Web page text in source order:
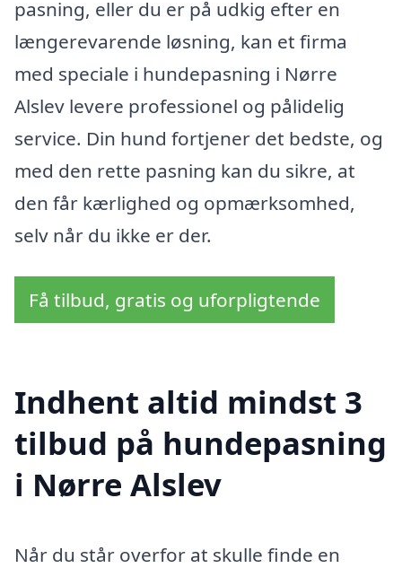
pasning, eller du er på udkig efter en
længerevarende løsning, kan et firma
med speciale i hundepasning i Nørre
Alslev levere professionel og pålidelig
service. Din hund fortjener det bedste, og
med den rette pasning kan du sikre, at
den får kærlighed og opmærksomhed,
selv når du ikke er der.
Få tilbud, gratis og uforpligtende
Indhent altid mindst 3
tilbud på hundepasning
i Nørre Alslev
Når du står overfor at skulle finde en